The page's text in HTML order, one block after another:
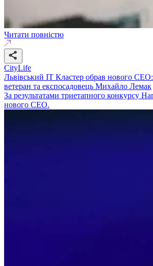
Читати повністю
CityLife
Львівський ІТ Кластер обрав нового
ветеран та експосадовець Михайло Лемак
За результатами триетапного конкурсу
нового СЕО.